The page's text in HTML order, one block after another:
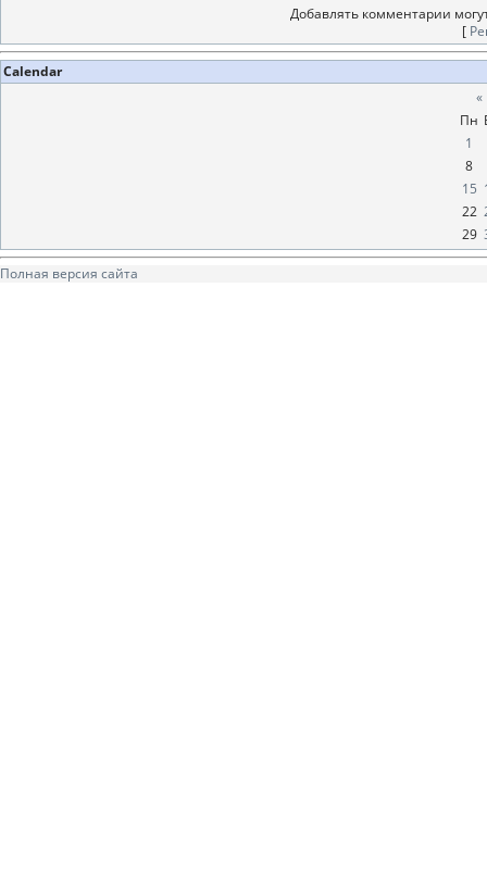
Добавлять комментарии
[
Calendar
«
Пн
1
8
15
22
29
Полная версия сайта